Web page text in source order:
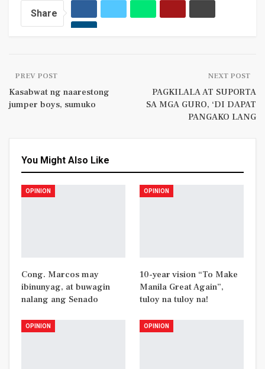
Share
PREV POST
Kasabwat ng naarestong
jumper boys, sumuko
NEXT POST
PAGKILALA AT SUPORTA
SA MGA GURO, ‘DI DAPAT
PANGAKO LANG
You Might Also Like
OPINION
Cong. Marcos may
ibinunyag, at buwagin
nalang ang Senado
OPINION
10-year vision “To Make
Manila Great Again”,
tuloy na tuloy na!
OPINION OPINION